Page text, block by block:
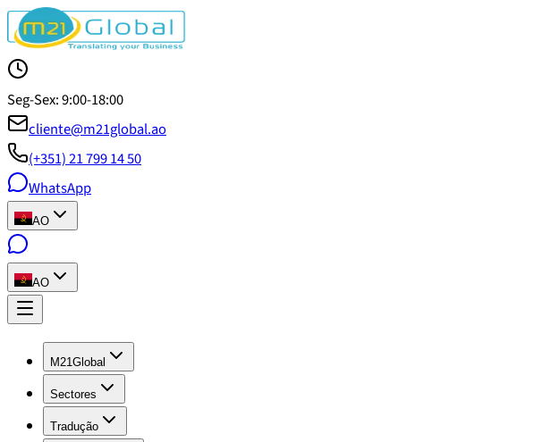
Seg-Sex: 9:00-18:00
cliente@m21global.ao
(+351) 21 799 14 50
WhatsApp
AO
AO
M21Global
Sectores
Tradução